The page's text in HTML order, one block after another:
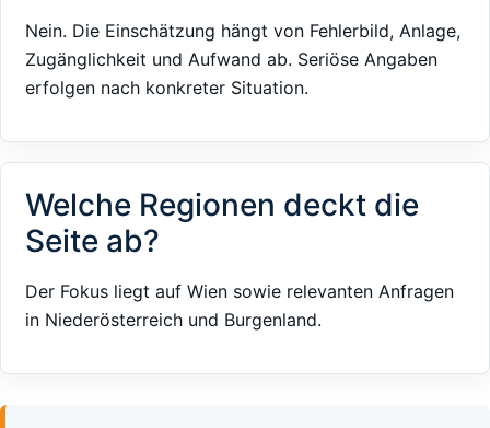
Nein. Die Einschätzung hängt von Fehlerbild, Anlage,
Zugänglichkeit und Aufwand ab. Seriöse Angaben
erfolgen nach konkreter Situation.
Welche Regionen deckt die
Seite ab?
Der Fokus liegt auf Wien sowie relevanten Anfragen
in Niederösterreich und Burgenland.